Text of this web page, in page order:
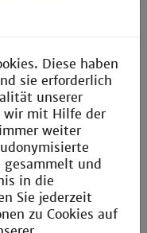
Produktion
Project Lab
Diese haben
sie erforderlich
unserer
wir mit Hilfe der
weiter
gesammelt und
in die
Sie jederzeit
zu Cookies auf